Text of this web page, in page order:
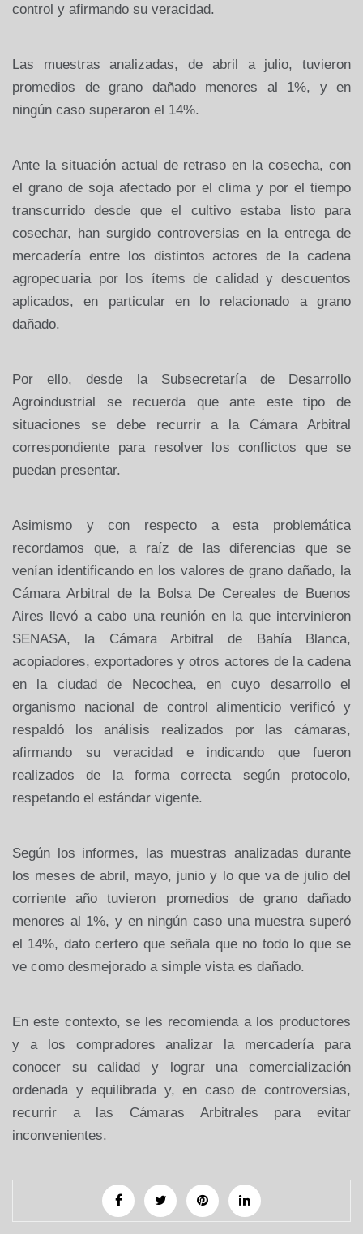
control y afirmando su veracidad.
Las muestras analizadas, de abril a julio, tuvieron
promedios de grano dañado menores al 1%, y en
ningún caso superaron el 14%.
Ante la situación actual de retraso en la cosecha, con
el grano de soja afectado por el clima y por el tiempo
transcurrido desde que el cultivo estaba listo para
cosechar, han surgido controversias en la entrega de
mercadería entre los distintos actores de la cadena
agropecuaria por los ítems de calidad y descuentos
aplicados, en particular en lo relacionado a grano
dañado.
Por ello, desde la Subsecretaría de Desarrollo
Agroindustrial se recuerda que ante este tipo de
situaciones se debe recurrir a la Cámara Arbitral
correspondiente para resolver los conflictos que se
puedan presentar.
Asimismo y con respecto a esta problemática
recordamos que, a raíz de las diferencias que se
venían identificando en los valores de grano dañado, la
Cámara Arbitral de la Bolsa De Cereales de Buenos
Aires llevó a cabo una reunión en la que intervinieron
SENASA, la Cámara Arbitral de Bahía Blanca,
acopiadores, exportadores y otros actores de la cadena
en la ciudad de Necochea, en cuyo desarrollo el
organismo nacional de control alimenticio verificó y
respaldó los análisis realizados por las cámaras,
afirmando su veracidad e indicando que fueron
realizados de la forma correcta según protocolo,
respetando el estándar vigente.
Según los informes, las muestras analizadas durante
los meses de abril, mayo, junio y lo que va de julio del
corriente año tuvieron promedios de grano dañado
menores al 1%, y en ningún caso una muestra superó
el 14%, dato certero que señala que no todo lo que se
ve como desmejorado a simple vista es dañado.
En este contexto, se les recomienda a los productores
y a los compradores analizar la mercadería para
conocer su calidad y lograr una comercialización
ordenada y equilibrada y, en caso de controversias,
recurrir a las Cámaras Arbitrales para evitar
inconvenientes.